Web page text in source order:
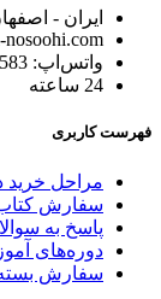
ایران -
واتس‌اپ: 0583 571 98936+
24 ساعته
فهرست کاربری
مراحل خرید
سفارش
پاسخ به
دوره‌های
سفارش